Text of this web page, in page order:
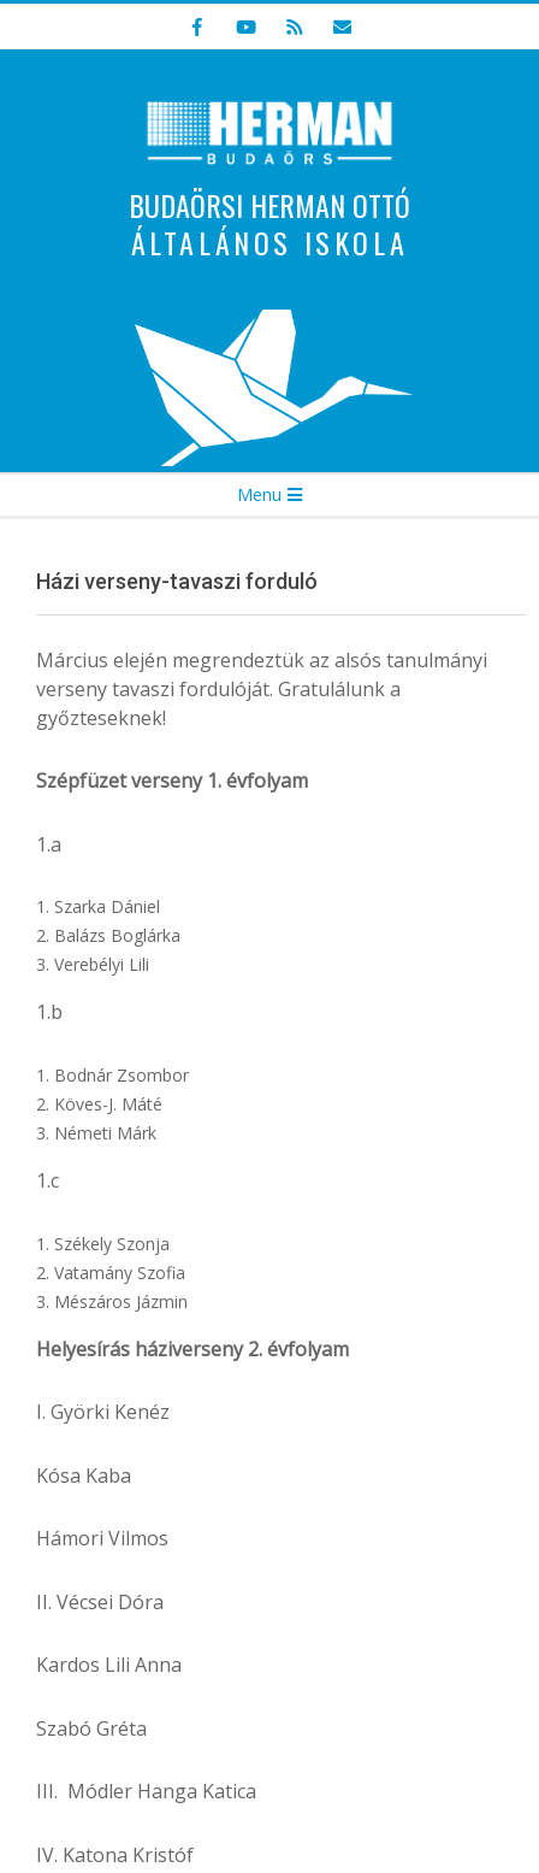
to
BUDAÖRSI HERMAN OTTÓ
ÁLTALÁNOS ISKOLA
Indulunk! Hamarosan újraindul oldalunk!
Menu
Házi verseny-tavaszi forduló
Március elején megrendeztük az alsós tanulmányi
verseny tavaszi fordulóját. Gratulálunk a
győzteseknek!
Szépfüzet verseny 1. évfolyam
1.a
Szarka Dániel
Balázs Boglárka
Verebélyi Lili
1.b
Bodnár Zsombor
Köves-J. Máté
Németi Márk
1.c
Székely Szonja
Vatamány Szofia
Mészáros Jázmin
Helyesírás háziverseny 2. évfolyam
I. Györki Kenéz
Kósa Kaba
Hámori Vilmos
II. Vécsei Dóra
Kardos Lili Anna
Szabó Gréta
III. Módler Hanga Katica
IV. Katona Kristóf